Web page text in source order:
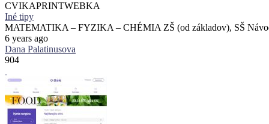
CVIKAPRINTWEBKA
Iné tipy
MATEMATIKA – FYZIKA – CHÉMIA ZŠ (od základov), SŠ
6 years ago
Dana Palatinusova
904